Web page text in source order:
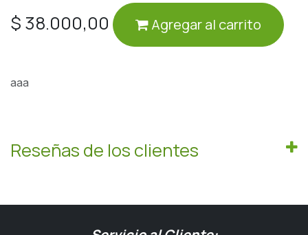
$ 38.000,00 Agregar al carrito
aaa
Reseñas de los clientes